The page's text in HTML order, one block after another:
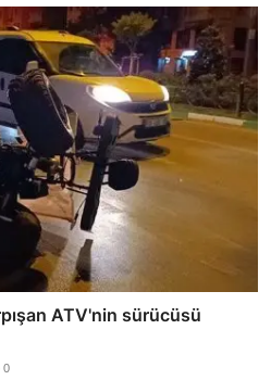
ATV'nin sürücüsü
0